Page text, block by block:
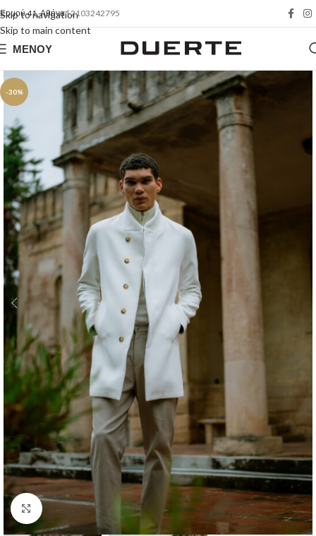
Skip to navigation
Skip to main content
Ερμού 41, Αθήνα| 2103242795
ΜΕΝΟΎ
-30%
Κλικ για μεγέθυνση